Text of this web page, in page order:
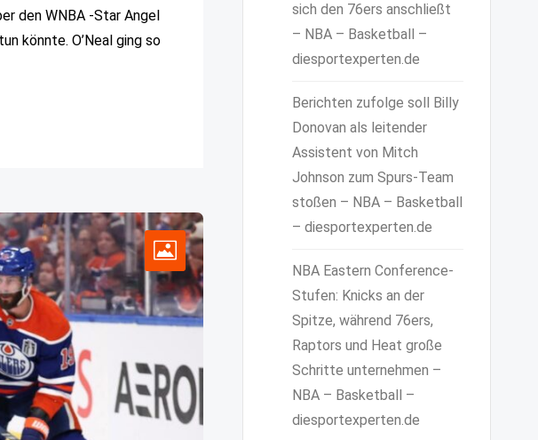
den WNBA -Star Angel
könnte. O’Neal ging so
sich den 76ers anschließt
– NBA – Basketball –
diesportexperten.de
Berichten zufolge soll Billy
Donovan als leitender
Assistent von Mitch
Johnson zum Spurs-Team
stoßen – NBA – Basketball
– diesportexperten.de
NBA Eastern Conference-
Stufen: Knicks an der
Spitze, während 76ers,
Raptors und Heat große
Schritte unternehmen –
NBA – Basketball –
diesportexperten.de